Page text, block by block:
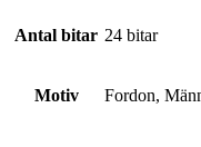
Antal bitar 24 bitar
Motiv Fordon,